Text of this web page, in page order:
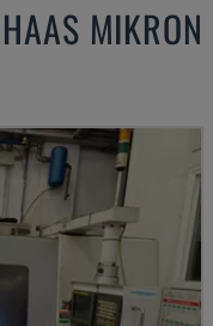
HAAS MIKRON